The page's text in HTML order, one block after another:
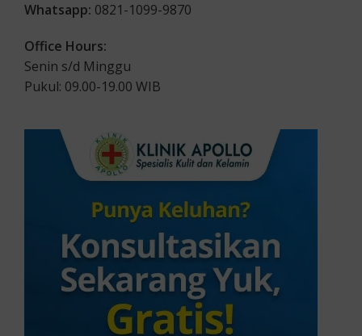
Whatsapp: 0821-1099-9870
Office Hours:
Senin s/d Minggu
Pukul: 09.00-19.00 WIB